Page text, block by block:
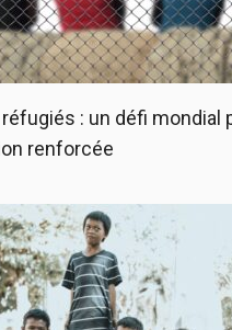
: un défi mondial
renforcée